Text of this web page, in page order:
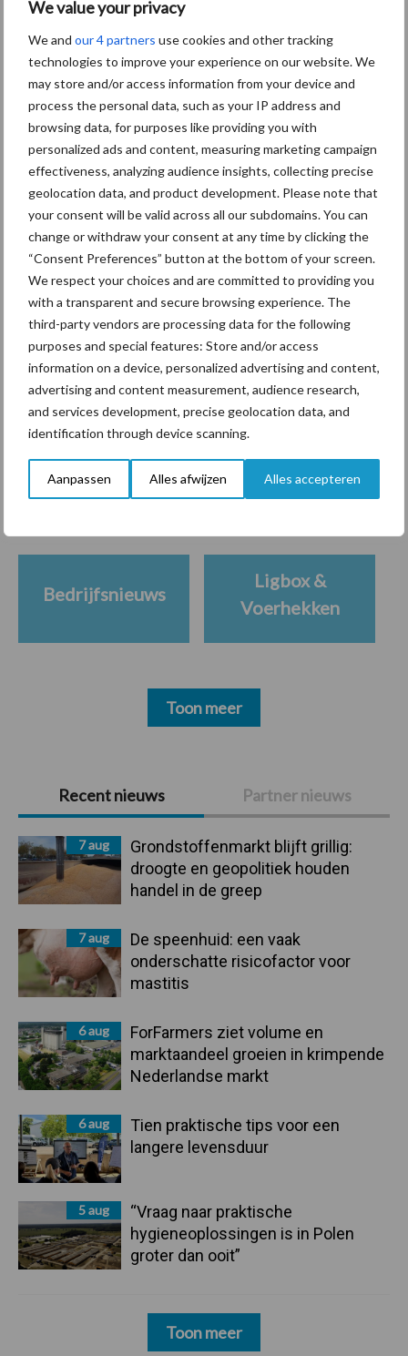
We value your privacy
We and our 4 partners use cookies and other tracking
technologies to improve your experience on our website. We
may store and/or access information from your device and
process the personal data, such as your IP address and
browsing data, for purposes like providing you with
personalized ads and content, measuring marketing campaign
effectiveness, analyzing audience insights, collecting precise
geolocation data, and product development. Please note that
your consent will be valid across all our subdomains. You can
change or withdraw your consent at any time by clicking the
“Consent Preferences” button at the bottom of your screen.
We respect your choices and are committed to providing you
with a transparent and secure browsing experience. The
third-party vendors are processing data for the following
purposes and special features: Store and/or access
information on a device, personalized advertising and content,
advertising and content measurement, audience research,
and services development, precise geolocation data, and
identification through device scanning.
Aanpassen Alles afwijzen Alles accepteren
Primaire
Sidebar
Recent nieuws Partner nieuws
7 aug
Grondstoffenmarkt blijft grillig:
droogte en geopolitiek houden
handel in de greep
7 aug
De speenhuid: een vaak
onderschatte risicofactor voor
mastitis
6 aug
ForFarmers ziet volume en
marktaandeel groeien in krimpende
Nederlandse markt
6 aug
Tien praktische tips voor een
langere levensduur
5 aug
“Vraag naar praktische
hygieneoplossingen is in Polen
groter dan ooit”
Toon meer
Grondstoffenmarkt blijft
grillig: droogte en
geopolitiek houden handel
in de greep
De speenhuid: een vaak
onderschatte risicofactor
voor mastitis
ForFarmers ziet volume en
marktaandeel groeien in
krimpende Nederlandse
markt
Themapagina's
Diergezondheid Bemesting Fokkerij
Bedrijfsnieuws
Ligbox &
Voerhekken
Toon meer